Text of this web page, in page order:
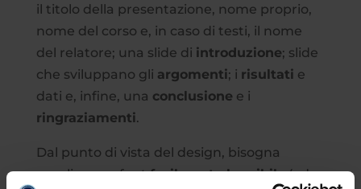
il titolo della presentazione, nome proprio,
nome del corso e, in caso di testi, il nome
del relatore; una slide di introduzione; slide
che sviluppano gli argomenti; i risultati e
dati e, infine, una conclusione e i
ringraziamenti.
Dal punto di vista del design, bisogna
scegliere un fontfacilmente leggibile(ad